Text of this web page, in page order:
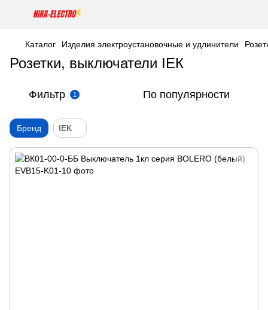
Каталог Изделия электроустановочные и удлинители
Розетки, выключатели ІЕК
Фильтр 1 По популярности
Бренд IEK